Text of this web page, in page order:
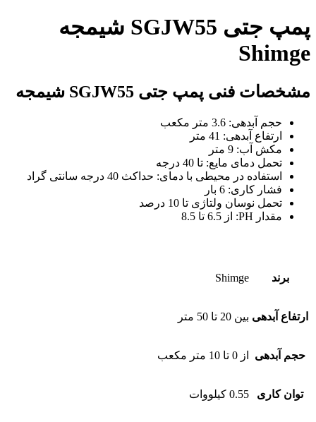
پمپ جتی SGJW55 شیمجه
Shimge
مشخصات فنی پمپ جتی SGJW55 شیمجه
حجم آبدهی: 3.6 متر مکعب
ارتفاع آبدهی: 41 متر
مکش آب: 9 متر
تحمل دمای مایع: تا 40 درجه
استفاده در محیطی با دمای: حداکث 40 درجه سانتی گراد
فشار کاری: 6 بار
تحمل نوسان ولتاژی تا 10 درصد
مقدار PH: از 6.5 تا 8.5
برند Shimge
ارتفاع آبدهی بین 20 تا 50 متر
حجم آبدهی از 0 تا 10 متر مکعب
توان کاری 0.55 کیلووات